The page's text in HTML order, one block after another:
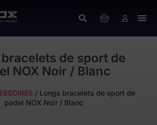
de sport de
NOX Noir / Blanc
/ Longs bracelets de sport de
padel NOX Noir / Blanc